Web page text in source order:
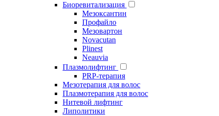
Биоревитализация
Мезоксантин
Профайло
Мезовартон
Novacutan
Plinest
Neauvia
Плазмолифтинг
PRP-терапия
Мезотерапия для волос
Плазмотерапия для волос
Нитевой лифтинг
Липолитики